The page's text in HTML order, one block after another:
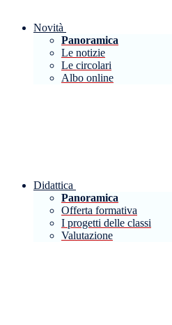
Novità
Panoramica
Le notizie
Le circolari
Albo online
Didattica
Panoramica
Offerta formativa
I progetti delle classi
Valutazione